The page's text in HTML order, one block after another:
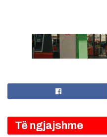
Të ngjajshme